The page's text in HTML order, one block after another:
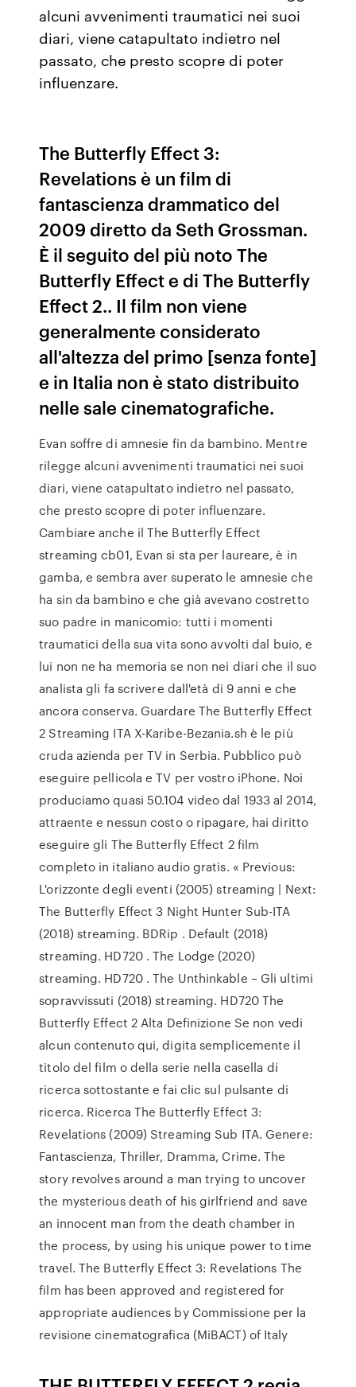
alcuni avvenimenti traumatici nei suoi
diari, viene catapultato indietro nel
passato, che presto scopre di poter
influenzare.
The Butterfly Effect 3:
Revelations è un film di
fantascienza drammatico del
2009 diretto da Seth Grossman.
È il seguito del più noto The
Butterfly Effect e di The Butterfly
Effect 2.. Il film non viene
generalmente considerato
all'altezza del primo [senza fonte]
e in Italia non è stato distribuito
nelle sale cinematografiche.
Evan soffre di amnesie fin da bambino. Mentre
rilegge alcuni avvenimenti traumatici nei suoi
diari, viene catapultato indietro nel passato,
che presto scopre di poter influenzare.
Cambiare anche il The Butterfly Effect
streaming cb01, Evan si sta per laureare, è in
gamba, e sembra aver superato le amnesie che
ha sin da bambino e che già avevano costretto
suo padre in manicomio: tutti i momenti
traumatici della sua vita sono avvolti dal buio, e
lui non ne ha memoria se non nei diari che il suo
analista gli fa scrivere dall'età di 9 anni e che
ancora conserva. Guardare The Butterfly Effect
2 Streaming ITA X-Karibe-Bezania.sh è le più
cruda azienda per TV in Serbia. Pubblico può
eseguire pellicola e TV per vostro iPhone. Noi
produciamo quasi 50.104 video dal 1933 al 2014,
attraente e nessun costo o ripagare, hai diritto
eseguire gli The Butterfly Effect 2 film
completo in italiano audio gratis. « Previous:
L'orizzonte degli eventi (2005) streaming | Next:
The Butterfly Effect 3 Night Hunter Sub-ITA
(2018) streaming. BDRip . Default (2018)
streaming. HD720 . The Lodge (2020)
streaming. HD720 . The Unthinkable – Gli ultimi
sopravvissuti (2018) streaming. HD720 The
Butterfly Effect 2 Alta Definizione Se non vedi
alcun contenuto qui, digita semplicemente il
titolo del film o della serie nella casella di
ricerca sottostante e fai clic sul pulsante di
ricerca. Ricerca The Butterfly Effect 3:
Revelations (2009) Streaming Sub ITA. Genere:
Fantascienza, Thriller, Dramma, Crime. The
story revolves around a man trying to uncover
the mysterious death of his girlfriend and save
an innocent man from the death chamber in
the process, by using his unique power to time
travel. The Butterfly Effect 3: Revelations The
film has been approved and registered for
appropriate audiences by Commissione per la
revisione cinematografica (MiBACT) of Italy